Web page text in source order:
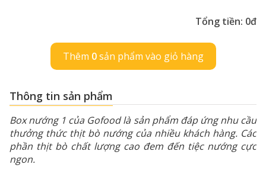
Tổng tiền: 0đ
Thêm 0sản phẩm vào giỏ hàng
Thông tin sản phẩm
Box nướng 1 của Gofood là sản phẩm đáp ứng nhu cầu
thưởng thức thịt bò nướng của nhiều khách hàng. Các
phần thịt bò chất lượng cao đem đến tiệc nướng cực
ngon.